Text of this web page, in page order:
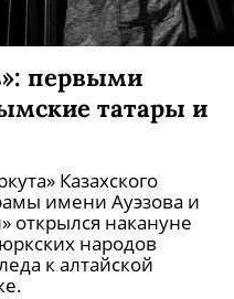
первыми
татары и
Казахского
имени Ауэзова и
открылся накануне
народов
к алтайской